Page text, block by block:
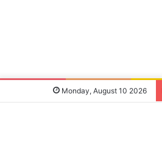
Monday, August 10 2026